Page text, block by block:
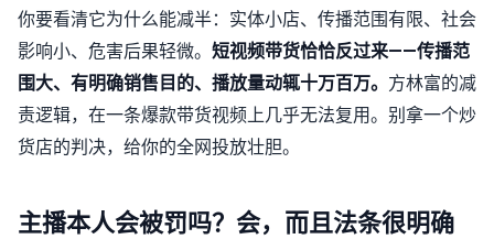
你要看清它为什么能减半：实体小店、传播范围有限、社会
影响小、危害后果轻微。 短视频带货恰恰反过来——传播范
围大、有明确销售目的、播放量动辄十万百万。 方林富的减
责逻辑，在一条爆款带货视频上几乎无法复用。别拿一个炒
货店的判决，给你的全网投放壮胆。
主播本人会被罚吗？会，而且法条很明确